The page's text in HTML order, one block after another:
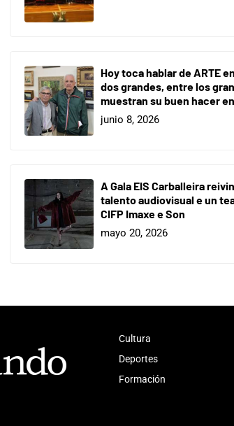
Hoy toca hablar de ARTE
dos grandes, entre los
muestran su buen hacer
junio 8, 2026
A Gala EIS Carballeira
talento audiovisual e un
CIFP Imaxe e Son
mayo 20, 2026
Cultura
Deportes
Formación